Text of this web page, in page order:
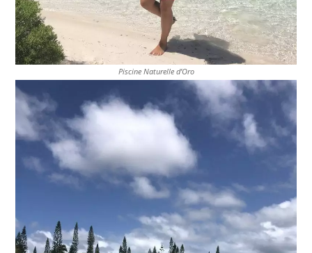
R
O
U
D
E
À
Piscine Naturelle d’Oro